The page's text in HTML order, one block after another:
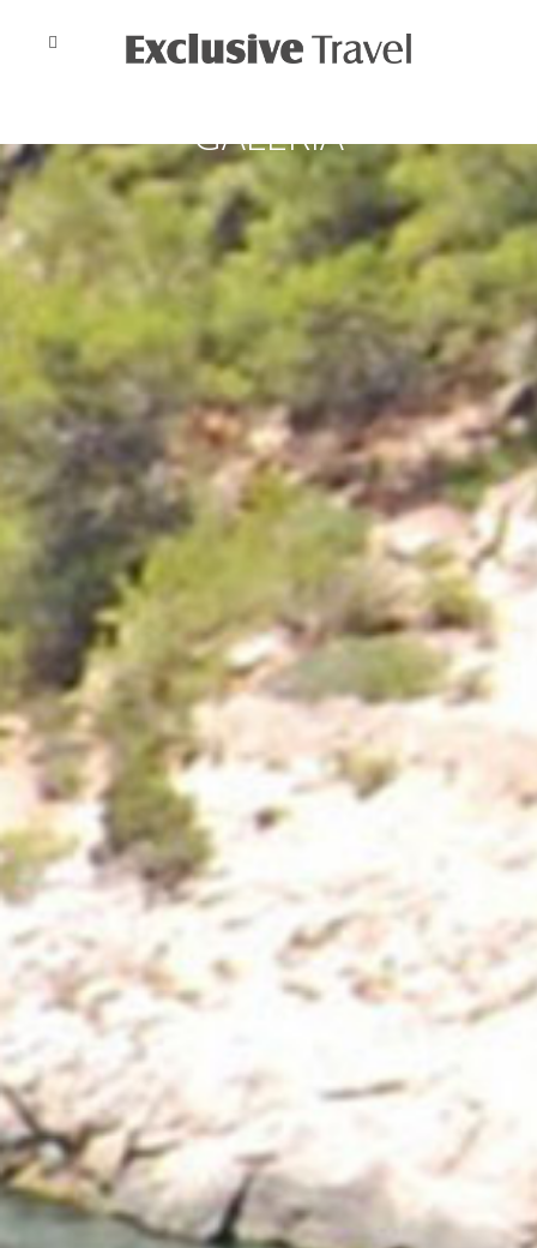
GALERIA